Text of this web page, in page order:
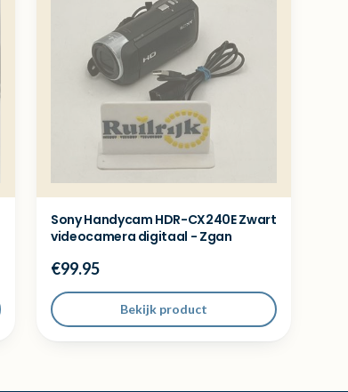
Sony Handycam HDR-CX240E Zwart
videocamera digitaal - Zgan
€99.95
Bekijk product